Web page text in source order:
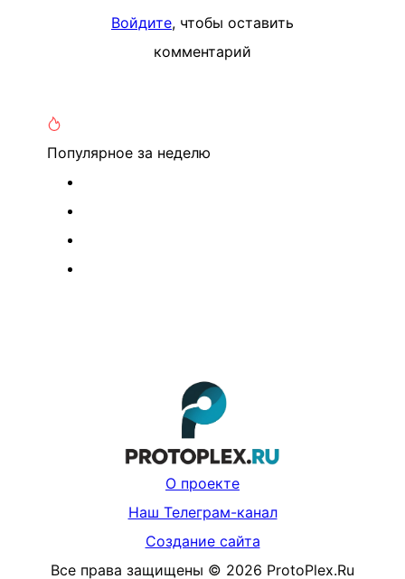
Войдите, чтобы оставить
комментарий
Популярное за неделю
О проекте
Наш Телеграм-канал
Создание сайта
Все права защищены © 2026 ProtoPlex.Ru